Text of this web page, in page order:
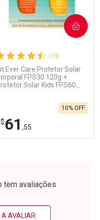
(19)
Ever Care Protetor Solar
FPS30 120g +
Solar Kids FPS60
61 ,55
10% OFF
COMPRAR
Menos
tem avaliações
AVALIAR